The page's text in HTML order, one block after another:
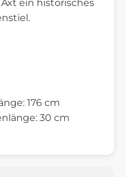
ein historisches
176 cm
30 cm